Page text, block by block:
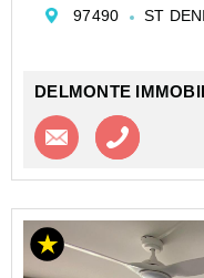
climatisée avec
97490 ST
DELMONTE
Contacter